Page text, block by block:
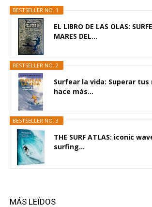
BESTSELLER NO. 1
EL LIBRO DE LAS OLAS:
MARES DEL...
BESTSELLER NO. 2
Surfear la vida: Superar tus
hace más...
BESTSELLER NO. 3
THE SURF ATLAS: iconic
surfing...
MÁS LEÍDOS